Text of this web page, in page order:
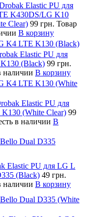
Elastic PU для
K430DS/LG K10
Clear) 99 грн. Товар
В корзину
K4 LTE K130 (Black)
Elastic PU для
(Black) 99 грн.
наличии В корзину
K4 LTE K130 (White
Elastic PU для
(White Clear) 99
в наличии В
Dual D335
Elastic PU для LG L
(Black) 49 грн.
наличии В корзину
Dual D335 (White